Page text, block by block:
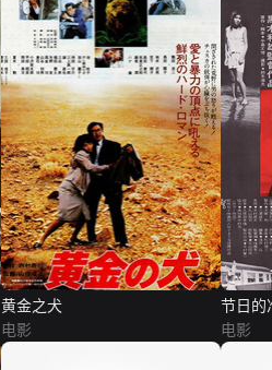
黄金之犬
电影
节日的
电影